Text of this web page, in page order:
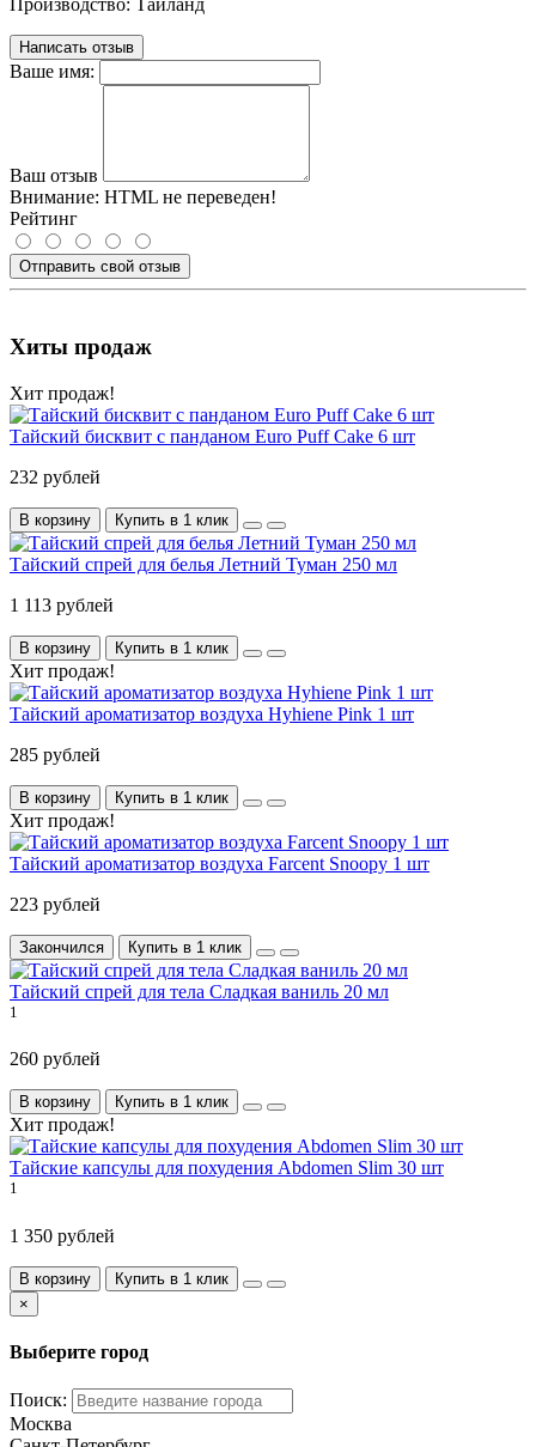
Написать отзыв
Ваше имя:
Ваш отзыв
Внимание: HTML не переведен!
Рейтинг
Отправить свой отзыв
Хиты продаж
Хит продаж!
Тайский бисквит с панданом Euro Puff Cake 6 шт
232 рублей
В корзину Купить в 1 клик
Тайский спрей для белья Летний Туман 250 мл
1 113 рублей
В корзину Купить в 1 клик
Хит продаж!
Тайский ароматизатор воздуха Hyhiene Pink 1 шт
285 рублей
В корзину Купить в 1 клик
Хит продаж!
Тайский ароматизатор воздуха Farcent Snoopy 1 шт
223 рублей
Закончился Купить в 1 клик
Тайский спрей для тела Сладкая ваниль 20 мл
1
260 рублей
В корзину Купить в 1 клик
Хит продаж!
Тайские капсулы для похудения Abdomen Slim 30 шт
1
1 350 рублей
В корзину
Купить в 1 клик
×
Выберите город
Поиск:
Москва